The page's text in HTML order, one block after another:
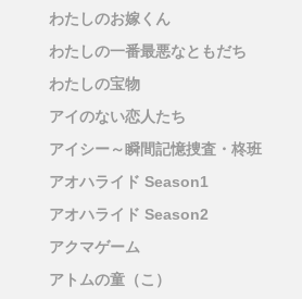
わたしのお嫁くん
わたしの一番最悪なともだち
わたしの宝物
アイのない恋人たち
アイシー～瞬間記憶捜査・柊班
アオハライド Season1
アオハライド Season2
アクマゲーム
アトムの童（こ）